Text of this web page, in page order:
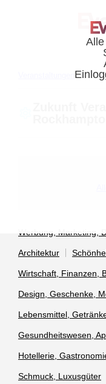
Werbung, Marketing,
Architektur
Wirtschaft, Finanzen,
Design, Geschenke,
Lebensmittel,
Gesundheitswesen,
Hotellerie,
Schmuck, Luxusgüter